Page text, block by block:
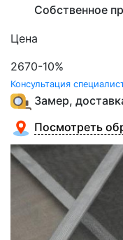
Собственное
Цена
2670-10%
Консультация
Замер,
Посмотреть